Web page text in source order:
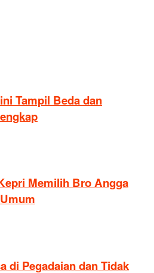
Tampil Beda dan
Memilih Bro Angga
di Pegadaian dan Tidak